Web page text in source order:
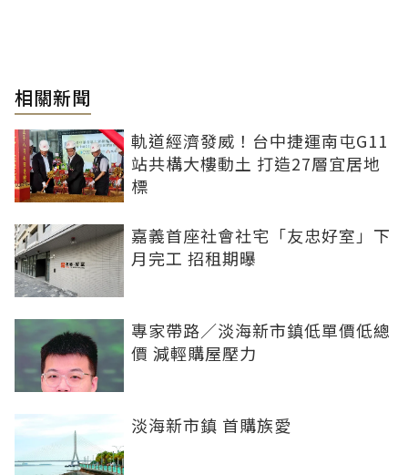
相關新聞
軌道經濟發威！台中捷運南屯G11
站共構大樓動土 打造27層宜居地
標
嘉義首座社會社宅「友忠好室」下
月完工 招租期曝
專家帶路／淡海新市鎮低單價低總
價 減輕購屋壓力
淡海新市鎮 首購族愛